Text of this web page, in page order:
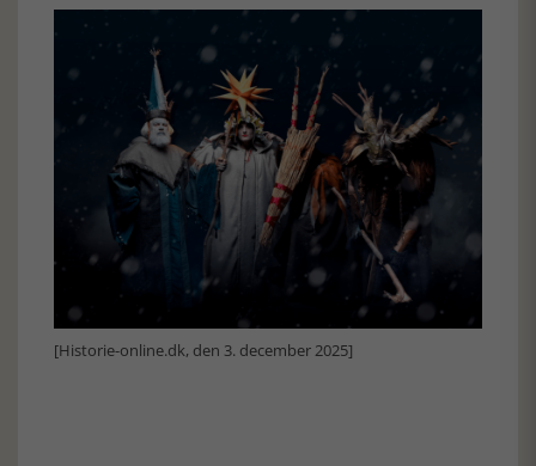
[Historie-online.dk, den 3. december 2025]